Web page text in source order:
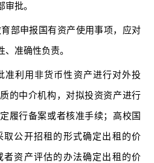
批。
部申报国有资产使用事项，应对
准确性负责。
准利用非货币性资产进行对外投
的中介机构，对拟投资资产进行
履行备案或者核准手续；高校国
取公开招租的形式确定出租的价
者资产评估的办法确定出租的价